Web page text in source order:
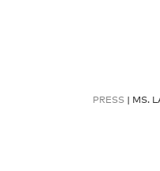
PRESS | MS.